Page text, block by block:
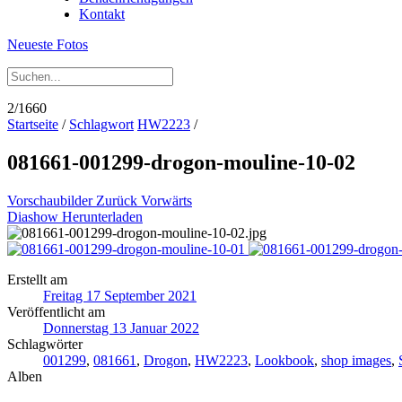
Kontakt
Neueste Fotos
2/1660
Startseite / Schlagwort HW2223 /
081661-001299-drogon-mouline-10-02
Vorschaubilder Zurück Vorwärts
Diashow Herunterladen
Erstellt am
Freitag 17 September 2021
Veröffentlicht am
Donnerstag 13 Januar 2022
Schlagwörter
001299, 081661 , Drogon, HW2223, Lookbook, shop images,
Alben